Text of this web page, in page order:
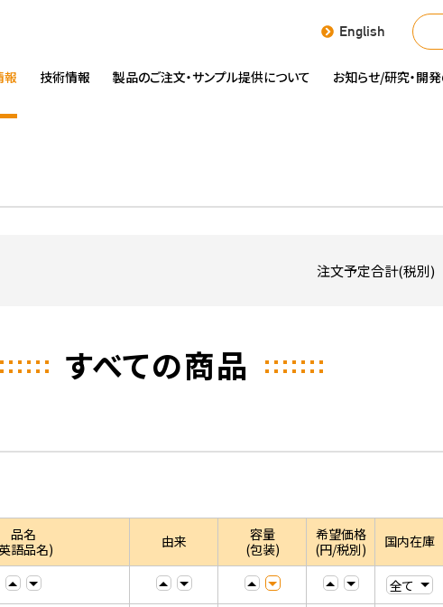
English
報 技術情報 製品のご注文・サンプル提供について お知らせ/研究・開
注文予定合計(税別)
すべての商品
品名
語品名)
由来
容量
(包装)
希望価格
(円/税別)
国内在庫